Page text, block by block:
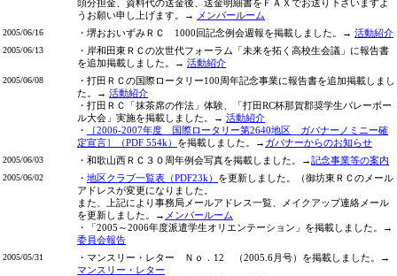
頭分担金、資料代の送金後、送金明細書をＦＡＸでお送り下さいますよ
うお願い申し上げます。→
メンバールーム
2005/06/16 ・堺おおいずみＲＣ 1000回記念例会週報を掲載しました。→ 活動紹介
2005/06/13
・岸和田東ＲＣの次世代フォーラム「未来を拓く高校生会議」に報告書
を追加掲載しました。→ 活動紹介
2005/06/08
・打田ＲＣの国際ロータリー100周年記念事業に報告書を追加掲載しまし
た。→ 活動紹介
・打田ＲＣ「抹茶席の作法」体験、「打田RC杯那賀郡奨学生バレーボー
ル大会」実施を掲載しました。→ 活動紹介
・
［2006-2007年度 国際ロータリー第2640地区 ガバナーノミニー確
定宣言］（PDF 554k） を掲載しました。→ ガバナーからのお知らせ
2005/06/03 ・和歌山西ＲＣ３０周年例会写真を掲載しました。→記念事業等の案内
2005/06/02 ・ 地区クラブ一覧表（PDF23k） を更新しました。（御坊東ＲＣのメール
アドレスが変更になりました。
また、上記により事務局メールアドレス一覧、メイクアップ連絡メール
を更新しました。→ メンバールーム
・「2005～2006年度派遣学生オリエンテーション」を掲載しました。→
委員会報告
2005/05/31
・マンスリー・レター Ｎｏ．12 （2005.6月号）を掲載しました。→
マンスリー・レター